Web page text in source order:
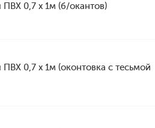
0,7 х 1м (б/окантов)
0,7 х 1м (оконтовка с тесьмой